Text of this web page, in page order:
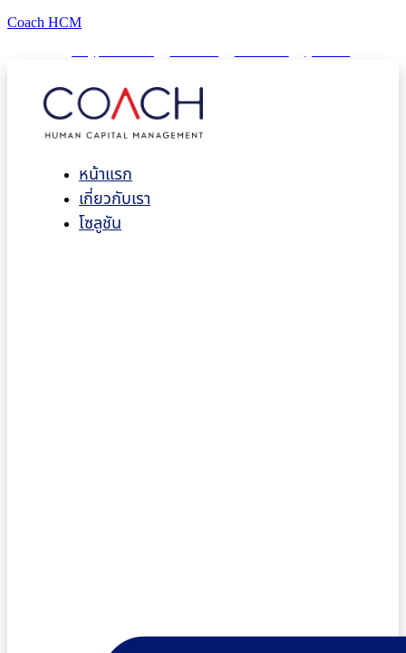
Coach HCM
หน้าแรก
เกี่ยวกับเรา
โซลูชัน